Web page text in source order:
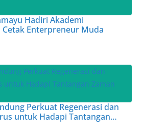
Hadiri Akademi
Enterpreneur Muda
Perkuat Regenerasi dan
untuk Hadapi Tantangan